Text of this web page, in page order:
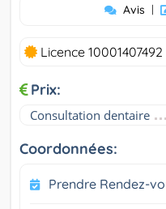
Avis |
Licence 10001407492
Prix:
Consultation dentaire
Coordonnées:
Prendre Rendez-